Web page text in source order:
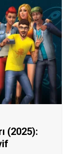
(2025):